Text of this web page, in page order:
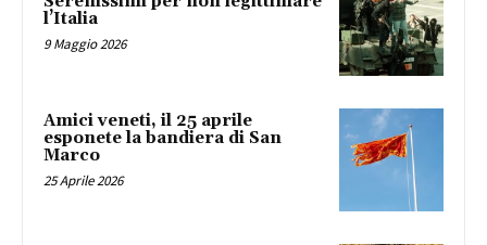
l’Italia
9 Maggio 2026
Amici veneti, il 25 aprile
esponete la bandiera di San
Marco
25 Aprile 2026